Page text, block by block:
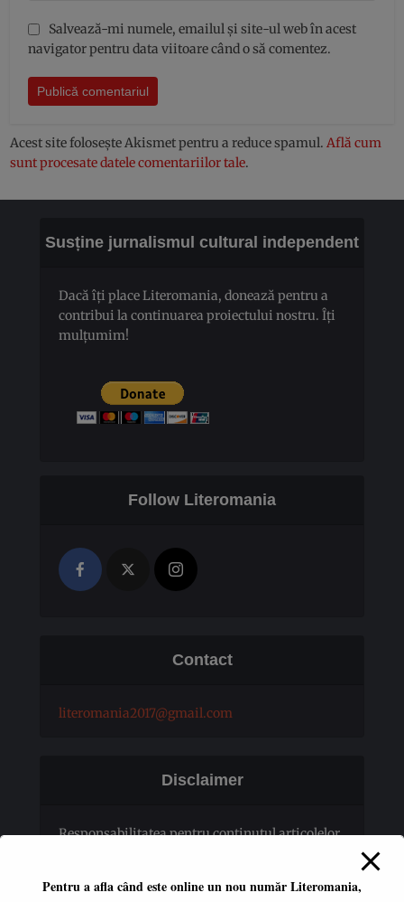
Salvează-mi numele, emailul și site-ul web în acest
navigator pentru data viitoare când o să comentez.
Acest site folosește Akismet pentru a reduce spamul.Află cum
sunt procesate datele comentariilor tale.
Susține jurnalismul cultural independent
Dacă îți place Literomania, donează pentru a
contribui la continuarea proiectului nostru. Îți
mulțumim!
Follow Literomania
Contact
literomania2017@gmail.com
Disclaimer
Responsabilitatea pentru conţinutul articolelor
Pentru a afla când este online un nou număr Literomania,